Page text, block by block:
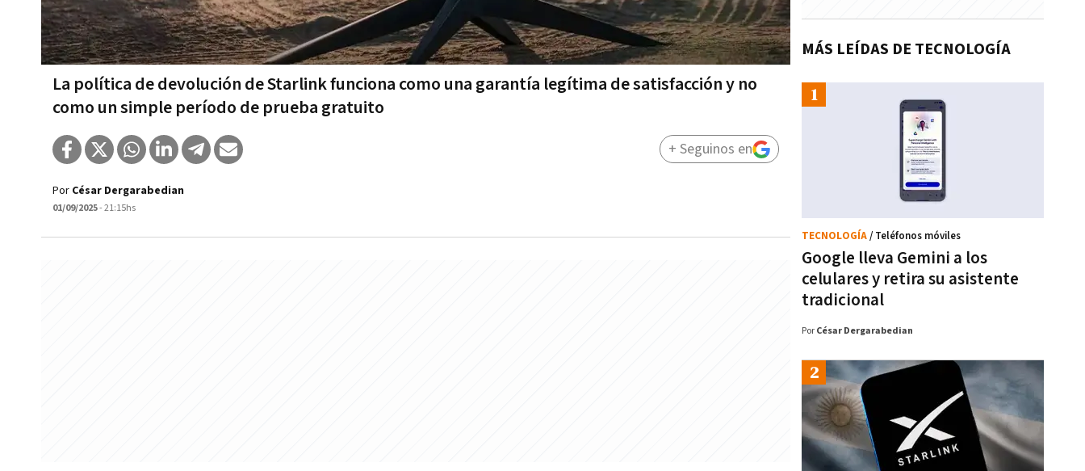
La política de devolución de Starlink funciona como una garantía legítima de satisfacción y no
como un simple período de prueba gratuito
Por César Dergarabedian
01/09/2025- 21:15hs
+ Seguinos en
MÁS LEÍDAS DE TECNOLOGÍA
Google lleva Gemini a los
celulares y retira su asistente
tradicional
TECNOLOGÍA/ Teléfonos móviles
Por César Dergarabedian